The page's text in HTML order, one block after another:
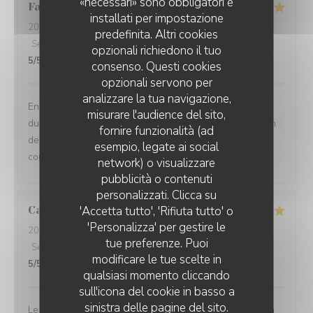
installati per impostazione
predefinita. Altri cookies
opzionali richiedono il tuo
consenso. Questi cookies
opzionali servono per
analizzare la tua navigazione,
misurare l'audience del sito,
fornire funzionalità (ad
esempio, legate ai social
network) o visualizzare
pubblicità o contenuti
personalizzati. Clicca su
'Accetta tutto', 'Rifiuta tutto' o
'Personalizza' per gestire le
tue preferenze. Puoi
modificare le tue scelte in
qualsiasi momento cliccando
sull'icona del cookie in basso a
sinistra delle pagine del sito.
Fabien
2026-07-21
- 12:30 - Ospiti 6
Servizio
Atmosfera : /5 Cucina /5
5/5
Encore une fois au top, et en plus de ça , belle surprise
du menu enfant offert et du verre de vin aussi. Sans rien
demander, c’est ce qu’on appelle, avoir le sens
commercial. Merci beaucoup … À bientôt
Catherine G
2026-07-11
- 20:00 - Ospiti 3
Servizio
Atmosfera: 5/5 Cucina 5/5 Qualità / Prezzo
5/5
Le plaisir de découvrir au fur et a mesure ce que l'on va
VIN SUR VIN